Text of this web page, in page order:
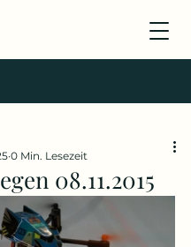
08.11.2015
0 Min. Lesezeit